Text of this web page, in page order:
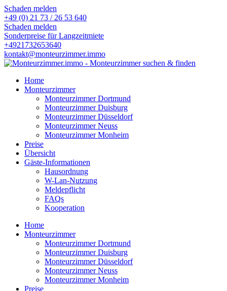
Schaden melden
+49 (0) 21 73 / 26 53 640
Schaden melden
Sonderpreise für Langzeitmiete
+4921732653640
kontakt@monteurzimmer.immo
Home
Monteurzimmer
Monteurzimmer Dortmund
Monteurzimmer Duisburg
Monteurzimmer Düsseldorf
Monteurzimmer Neuss
Monteurzimmer Monheim
Preise
Übersicht
Gäste-Informationen
Hausordnung
W-Lan-Nutzung
Meldepflicht
FAQs
Kooperation
Home
Monteurzimmer
Monteurzimmer Dortmund
Monteurzimmer Duisburg
Monteurzimmer Düsseldorf
Monteurzimmer Neuss
Monteurzimmer Monheim
Preise